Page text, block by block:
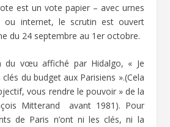
est un vote papier – avec urnes
ou internet, le scrutin est ouvert
du 24 septembre au 1er octobre.
du vœu affiché par Hidalgo, « Je
du budget aux Parisiens ».(Cela
vous rendre le pouvoir » de la
Mitterand avant 1981). Pour
de Paris n’ont ni les clés, ni la